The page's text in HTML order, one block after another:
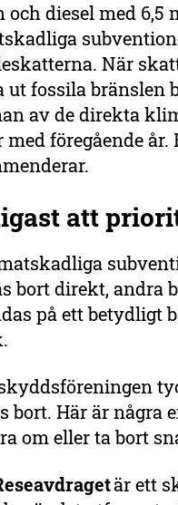
och diesel med 6,5
När
ut fossila bränslen
av de direkta
föregående år.
att
bort direkt, andra
på ett betydligt
bort. Här är några
om eller ta bort
är ett